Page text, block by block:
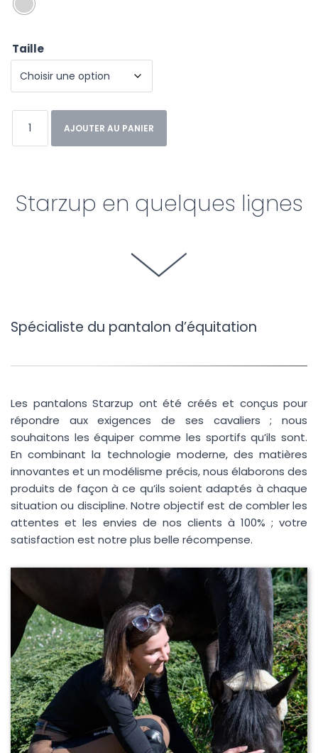
Taille
AJOUTER AU PANIER
Starzup en quelques lignes
Spécialiste du pantalon d’équitation
Les pantalons Starzup ont été créés et conçus pour
répondre aux exigences de ses cavaliers ; nous
souhaitons les équiper comme les sportifs qu’ils sont.
En combinant la technologie moderne, des matières
innovantes et un modélisme précis, nous élaborons des
produits de façon à ce qu’ils soient adaptés à chaque
situation ou discipline. Notre objectif est de combler les
attentes et les envies de nos clients à 100% ; votre
satisfaction est notre plus belle récompense.